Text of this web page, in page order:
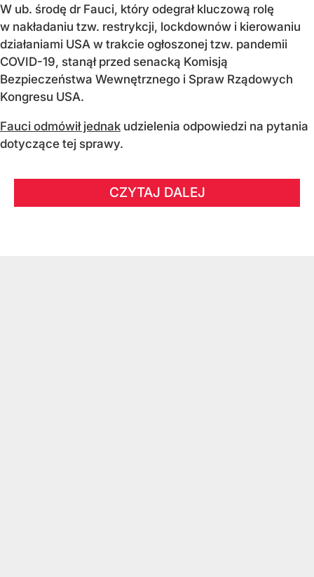
W ub. środę dr Fauci, który odegrał kluczową rolę
w nakładaniu tzw. restrykcji, lockdownów i kierowaniu
działaniami USA w trakcie ogłoszonej tzw. pandemii
COVID-19, stanął przed senacką Komisją
Bezpieczeństwa Wewnętrznego i Spraw Rządowych
Kongresu USA.
Fauci odmówił jednak udzielenia odpowiedzi na pytania
dotyczące tej sprawy.
CZYTAJ DALEJ